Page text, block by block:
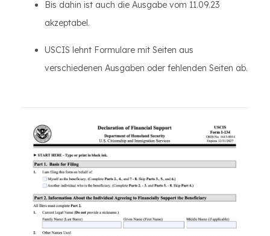
Bis dahin ist auch die Ausgabe vom 11.09.23
akzeptabel.
USCIS lehnt Formulare mit Seiten aus
verschiedenen Ausgaben oder fehlenden Seiten ab.